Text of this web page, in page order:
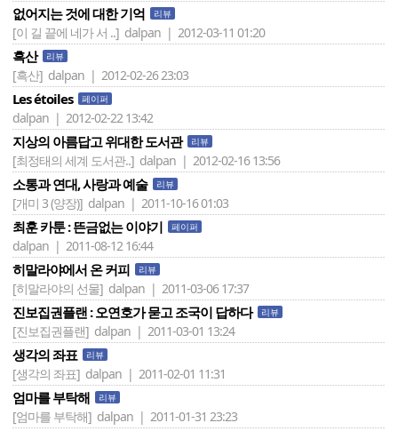
없어지는 것에 대한 기억 리뷰
[이 길 끝에 네가 서 ..] dalpan | 2012-03-11 01:20
흑산 리뷰
[흑산] dalpan | 2012-02-26 23:03
Les étoiles 페이퍼
dalpan | 2012-02-22 13:42
지상의 아름답고 위대한 도서관 리뷰
[최정태의 세계 도서관..] dalpan | 2012-02-16 13:56
소통과 연대, 사랑과 예술 리뷰
[개미 3 (양장)] dalpan | 2011-10-16 01:03
최훈 카툰 : 뜬금없는 이야기 페이퍼
dalpan | 2011-08-12 16:44
히말라야에서 온 커피 리뷰
[히말라야의 선물] dalpan | 2011-03-06 17:37
진보집권플랜 : 오연호가 묻고 조국이 답하다 리뷰
[진보집권플랜] dalpan | 2011-03-01 13:24
생각의 좌표 리뷰
[생각의 좌표] dalpan | 2011-02-01 11:31
엄마를 부탁해 리뷰
[엄마를 부탁해] dalpan | 2011-01-31 23:23